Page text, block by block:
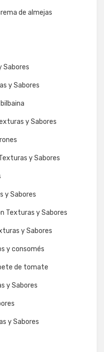
de almejas
Sabores
y Sabores
y Sabores
y Sabores
y Sabores
Texturas y Sabores
y Sabores
y consomés
de tomate
y Sabores
y Sabores